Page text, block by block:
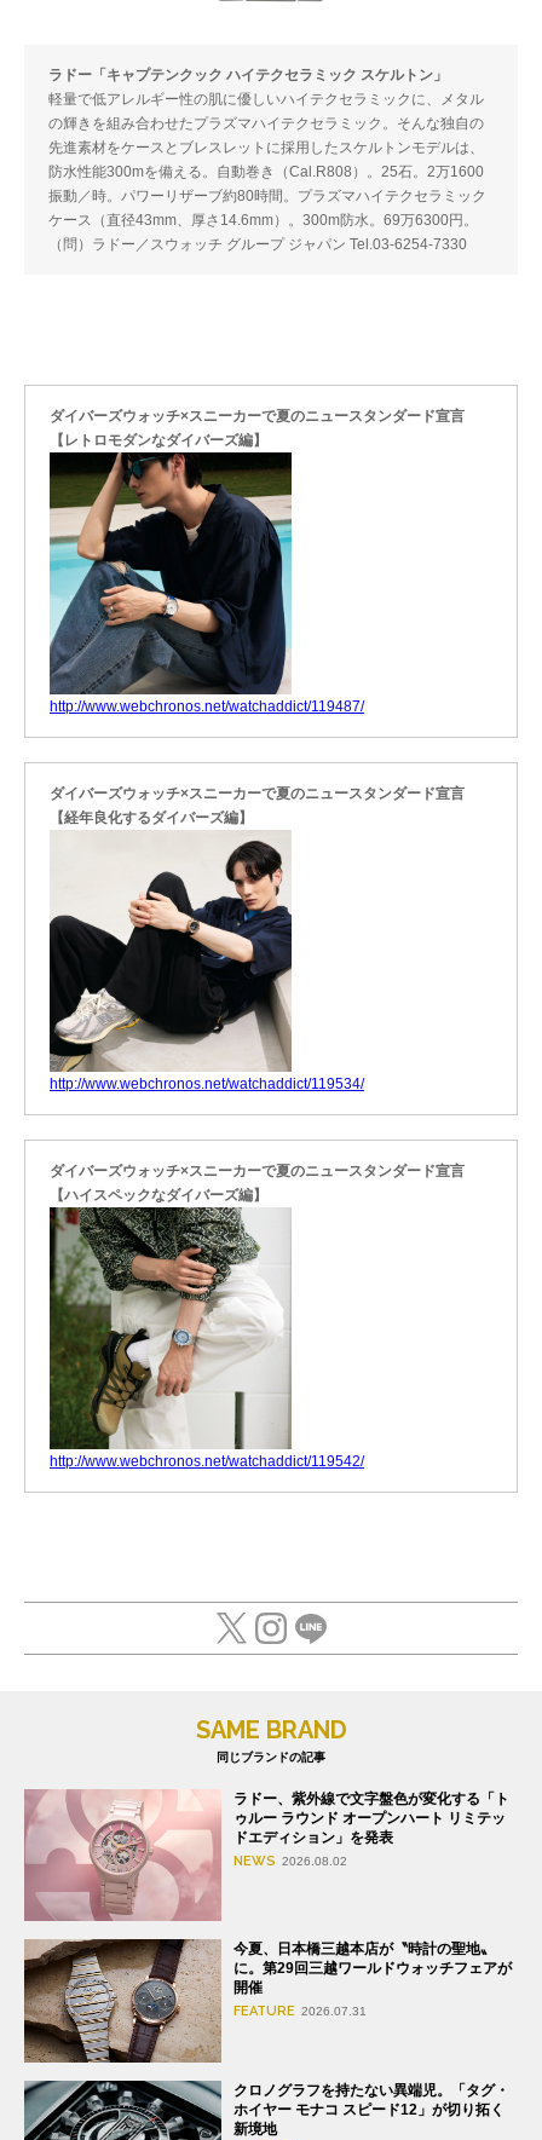
ラドー「キャプテンクック ハイテクセラミック スケルトン」
軽量で低アレルギー性の肌に優しいハイテクセラミックに、メタル
の輝きを組み合わせたプラズマハイテクセラミック。そんな独自の
先進素材をケースとブレスレットに採用したスケルトンモデルは、
防水性能300mを備える。自動巻き（Cal.R808）。25石。2万1600
振動／時。パワーリザーブ約80時間。プラズマハイテクセラミック
ケース（直径43mm、厚さ14.6mm）。300m防水。69万6300円。
（問）ラドー／スウォッチ グループ ジャパン Tel.03-6254-7330
ダイバーズウォッチ×スニーカーで夏のニュースタンダード宣言
【レトロモダンなダイバーズ編】
http://www.webchronos.net/watchaddict/119487/
ダイバーズウォッチ×スニーカーで夏のニュースタンダード宣言
【経年良化するダイバーズ編】
http://www.webchronos.net/watchaddict/119534/
ダイバーズウォッチ×スニーカーで夏のニュースタンダード宣言
【ハイスペックなダイバーズ編】
http://www.webchronos.net/watchaddict/119542/
SAME BRAND
同じブランドの記事
ラドー、紫外線で文字盤色が変化する「ト
ゥルー ラウンド オープンハート リミテッ
ドエディション」を発表
NEWS 2026.08.02
今夏、日本橋三越本店が〝時計の聖地〟
に。第29回三越ワールドウォッチフェアが
開催
FEATURE 2026.07.31
クロノグラフを持たない異端児。「タグ・
ホイヤー モナコ スピード12」が切り拓く
新境地